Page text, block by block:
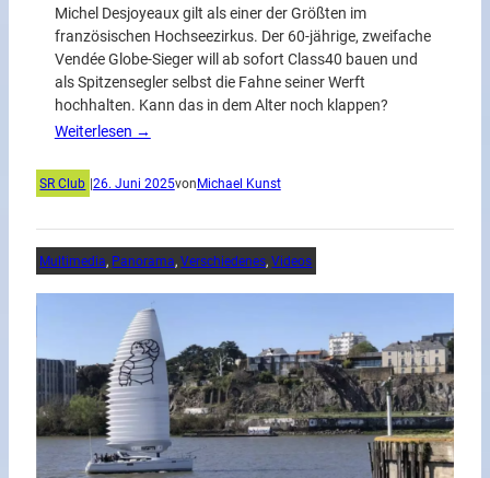
Michel Desjoyeaux gilt als einer der Größten im
französischen Hochseezirkus. Der 60-jährige, zweifache
Vendée Globe-Sieger will ab sofort Class40 bauen und
als Spitzensegler selbst die Fahne seiner Werft
hochhalten. Kann das in dem Alter noch klappen?
Weiterlesen →
SR Club |26. Juni 2025vonMichael Kunst
Multimedia, Panorama, Verschiedenes, Videos